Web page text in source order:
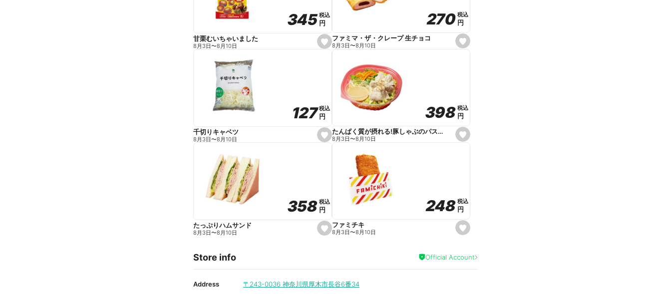
s
e
e
345
345税込
税込
円
円
甘栗むいちゃいました
8月3日〜8月10日
s
e
e
270
270 税込
税込
円
円
ファミマ・ザ・クレープ 生チョコ
8月3日〜8月10日
s
e
e
127
127税込
税込
円
円
千切りキャベツ
8月3日〜8月10日
s
e
e
398
398 税込
税込
円
円
たんぱく質が摂れる!豚しゃぶのパスタサラダ
8月3日〜8月10日
s
e
i
t
358
358税込
税込
円
円
たっぷりハムサンド
8月3日〜8月10日
s
e
a
248
248 税込
税込
円
円
ファミチキ
8月3日〜8月10日
Store info Official Account
Address 〒243-0036 神奈川県厚木市長谷6番34